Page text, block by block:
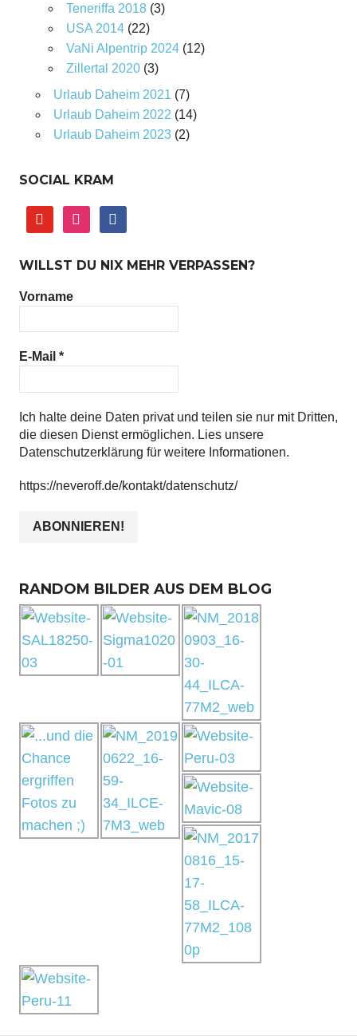
Teneriffa 2018(3)
USA 2014(22)
VaNi Alpentrip 2024(12)
Zillertal 2020(3)
Urlaub Daheim 2021 (7)
Urlaub Daheim 2022 (14)
Urlaub Daheim 2023(2)
SOCIAL KRAM
youtube instagramfacebook
WILLST DU NIX MEHR VERPASSEN?
Vorname
E-Mail *
Ich halte deine Daten privat und teilen sie nur mit Dritten,
die diesen Dienst ermöglichen. Lies unsere
Datenschutzerklärung für weitere Informationen.
https://neveroff.de/kontakt/datenschutz/
RANDOM BILDER AUS DEM BLOG